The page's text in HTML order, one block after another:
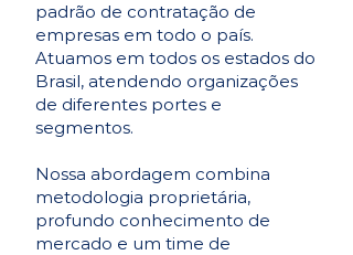
padrão de contratação de
empresas em todo o país.
Atuamos em todos os estados do
Brasil, atendendo organizações
de diferentes portes e
segmentos.
Nossa abordagem combina
metodologia proprietária,
profundo conhecimento de
mercado e um time de